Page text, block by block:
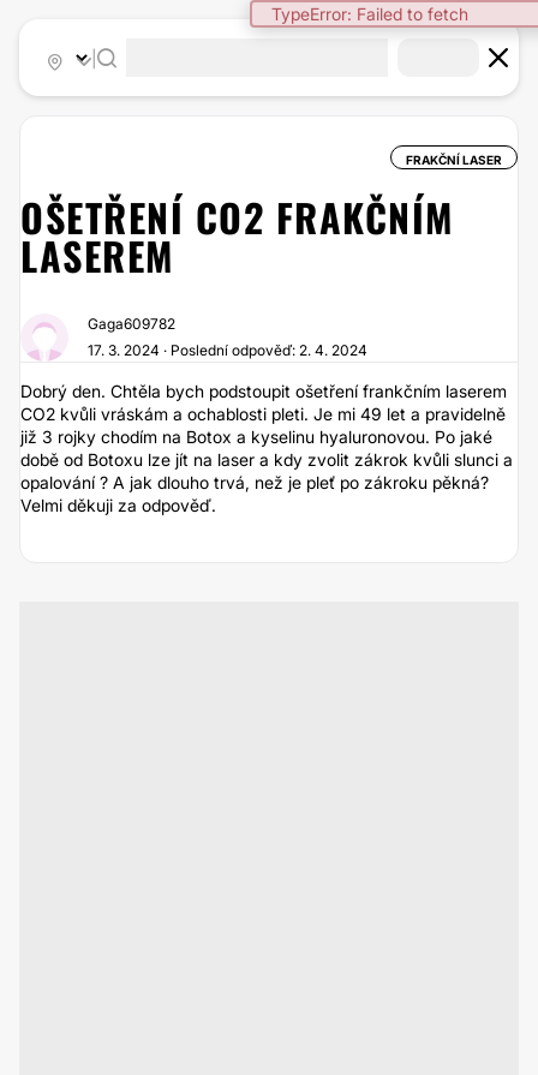
TypeError: Failed to fetch
FRAKČNÍ LASER
OŠETŘENÍ CO2 FRAKČNÍM
LASEREM
Gaga609782
17. 3. 2024 · Poslední odpověď: 2. 4. 2024
Dobrý den. Chtěla bych podstoupit ošetření frankčním laserem
CO2 kvůli vráskám a ochablosti pleti. Je mi 49 let a pravidelně
již 3 rojky chodím na Botox a kyselinu hyaluronovou. Po jaké
době od Botoxu lze jít na laser a kdy zvolit zákrok kvůli slunci a
opalování ? A jak dlouho trvá, než je pleť po zákroku pěkná?
Velmi děkuji za odpověď.